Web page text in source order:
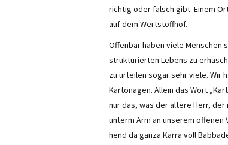
richtig oder falsch gibt. Einem
auf dem Wertstoffhof.
Offenbar haben viele Menschen
strukturierten Lebens zu
zu urteilen sogar sehr viele. Wir
Kartonagen. Allein das Wort
nur das, was der ältere Herr,
unterm Arm an unserem offenen
hend da ganza Karra voll